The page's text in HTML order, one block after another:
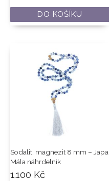
DO KOŠÍKU
Sodalit, magnezit 8 mm – Japa
Mála náhrdelník
1.100 Kč